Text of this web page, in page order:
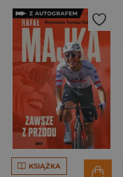
KSIĄŻKA